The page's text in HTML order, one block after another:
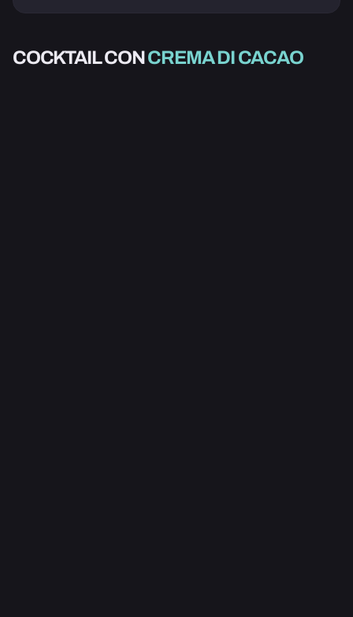
COCKTAIL CONCREMA DI CACAO
ELDORADO COCCO
MORTE PER
CHOCOLATE
ALCOLICO ALCOLICO